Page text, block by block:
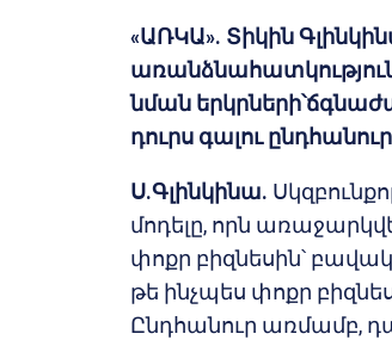
«ԱՌԿԱ». Տիկին
նման
դուրս գալու
Ս.Գլինկինա.
մոդելը, որն
փոքր բիզնեսին՝
թե ինչպես փոքր
Ընդհանուր առմամբ,